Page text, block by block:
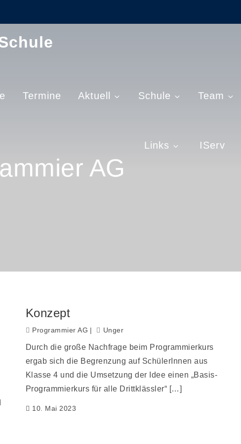
Termine Aktuell Schule Team
Links IServ
AG
Konzept
Programmier AG Unger
Durch die große Nachfrage beim Programmierkurs
ergab sich die Begrenzung auf SchülerInnen aus
Klasse 4 und die Umsetzung der Idee einen „Basis-
Programmierkurs für alle Drittklässler“ […]
10. Mai 2023